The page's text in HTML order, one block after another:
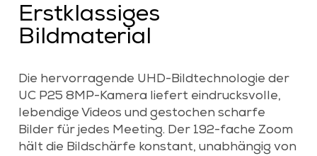
Erstklassiges
Bildmaterial
Die hervorragende UHD-Bildtechnologie der
UC P25 8MP-Kamera liefert eindrucksvolle,
lebendige Videos und gestochen scharfe
Bilder für jedes Meeting. Der 192-fache Zoom
hält die Bildschärfe konstant, unabhängig von